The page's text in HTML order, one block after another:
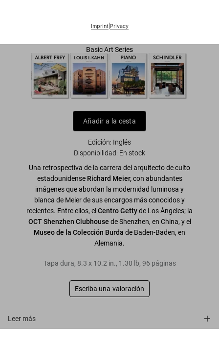
Imprint| Privacy
US$ 20
Basic Art Series
Añadir a la cesta
Edición: Inglés
Disponibilidad: En stock
Una retrospectiva de la carrera del arquitecto de culto
estadounidense Richard Meier,con abundantes
imágenes que abordan la modernidad luminosa y
blanca de Meier de sus encargos más conocidos y
recientes. Entre ellos, el Centro Gettyde Los Ángeles; la
OCT Shenzhen Clubhouse de Shenzhen, en China, y el
Museo de la Colección Burda de Baden-Baden, en
Alemania.
Tapa dura, 8.3 x 10.2 in., 1.30 lb, 96 páginas
Escriba una valoración
Leer más